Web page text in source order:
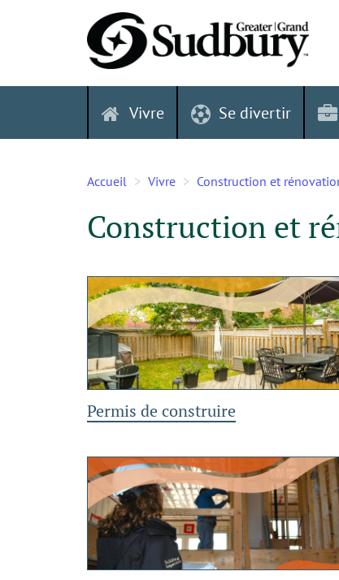
Vivre Se divertir
Accueil Vivre Construction et
Construction et
Permis de construire